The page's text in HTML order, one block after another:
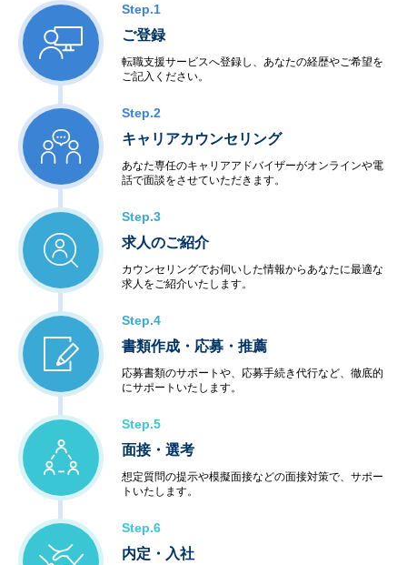
Step.1
ご登録
転職支援サービスへ登録し、あなたの経歴やご希望を
ご記入ください。
Step.2
キャリアカウンセリング
あなた専任のキャリアアドバイザーがオンラインや電
話で面談をさせていただきます。
Step.3
求人のご紹介
カウンセリングでお伺いした情報からあなたに最適な
求人をご紹介いたします。
Step.4
書類作成・応募・推薦
応募書類のサポートや、応募手続き代行など、徹底的
にサポートいたします。
Step.5
面接・選考
想定質問の提示や模擬面接などの面接対策で、サポー
トいたします。
Step.6
内定・入社